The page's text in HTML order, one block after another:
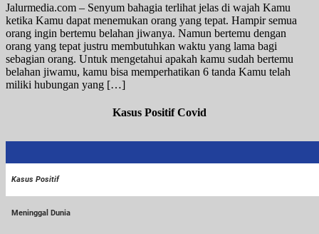
Jalurmedia.com – Senyum bahagia terlihat jelas di wajah Kamu
ketika Kamu dapat menemukan orang yang tepat. Hampir semua
orang ingin bertemu belahan jiwanya. Namun bertemu dengan
orang yang tepat justru membutuhkan waktu yang lama bagi
sebagian orang. Untuk mengetahui apakah kamu sudah bertemu
belahan jiwamu, kamu bisa memperhatikan 6 tanda Kamu telah
miliki hubungan yang […]
Kasus Positif Covid